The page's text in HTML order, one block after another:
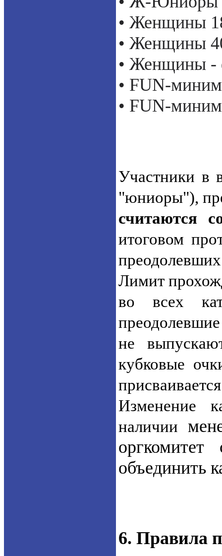
• Женщины
• Женщины
• Женщины -
• FUN-
• FUN-
Участники в
"юниоры"),
считаются
итоговом
Лимит
во всех
не
кубковые
Изменение
наличии
объединить
6. Правила